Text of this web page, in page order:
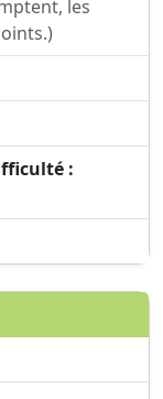
les
: